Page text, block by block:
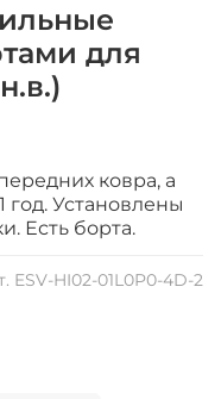
ESV-HI02-01L0P0-4D-2
для
ковра, а
год. Установлены
. Есть борта.